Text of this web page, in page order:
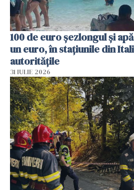
100 de euro șezlongul și
un euro, în stațiunile din
autoritățile
31 IULIE 2026